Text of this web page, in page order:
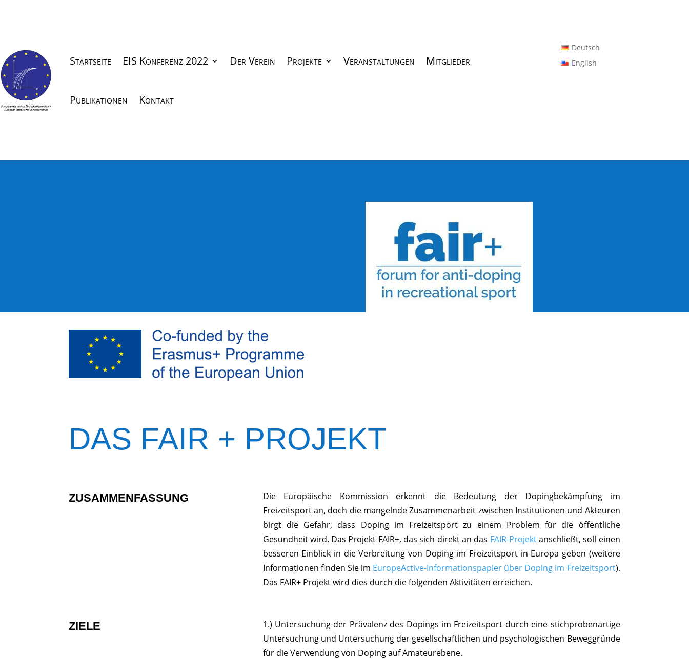
Startseite EIS Konferenz 2022 Der Verein Projekte Veranstaltungen Mitglieder
Publikationen Kontakt
Deutsch
English
DAS FAIR + PROJEKT
ZUSAMMENFASSUNG
Die Europäische Kommission erkennt die Bedeutung der Dopingbekämpfung im
Freizeitsport an, doch die mangelnde Zusammenarbeit zwischen Institutionen und Akteuren
birgt die Gefahr, dass Doping im Freizeitsport zu einem Problem für die öffentliche
Gesundheit wird. Das Projekt FAIR+, das sich direkt an das FAIR-Projektanschließt, soll einen
besseren Einblick in die Verbreitung von Doping im Freizeitsport in Europa geben (weitere
Informationen finden Sie im EuropeActive-Informationspapier über Doping im Freizeitsport).
Das FAIR+ Projekt wird dies durch die folgenden Aktivitäten erreichen.
ZIELE
1.) Untersuchung der Prävalenz des Dopings im Freizeitsport durch eine stichprobenartige
Untersuchung und Untersuchung der gesellschaftlichen und psychologischen Beweggründe
für die Verwendung von Doping auf Amateurebene.